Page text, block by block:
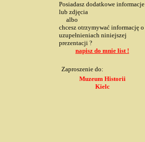
Posiadasz dodatkowe informacje
lub zdjęcia
albo
chcesz otrzymywać informację o
uzupełnieniach niniejszej
prezentacji ?
napisz do mnie list !
Zaproszenie do:
Muzeum Historii
Kielc